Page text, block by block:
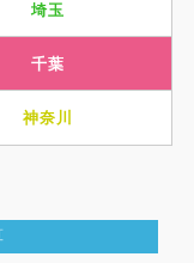
埼玉
千葉
神奈川